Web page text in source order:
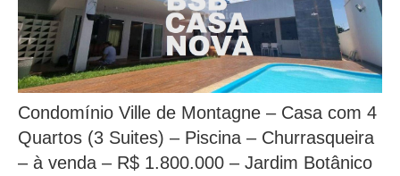
Condomínio Ville de Montagne – Casa com 4
Quartos (3 Suites) – Piscina – Churrasqueira
– à venda – R$ 1.800.000 – Jardim Botânico